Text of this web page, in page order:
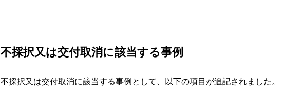
不採択又は交付取消に該当する事例
不採択又は交付取消に該当する事例として、以下の項目が追記されました。